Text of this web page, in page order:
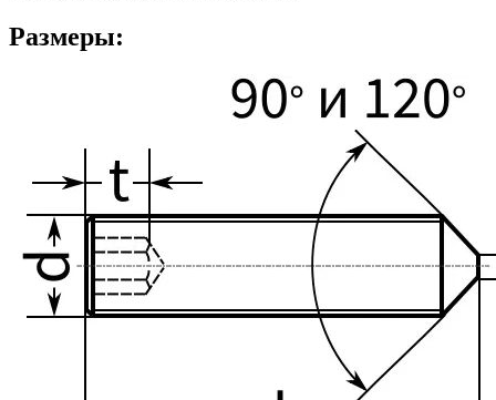
Размеры: